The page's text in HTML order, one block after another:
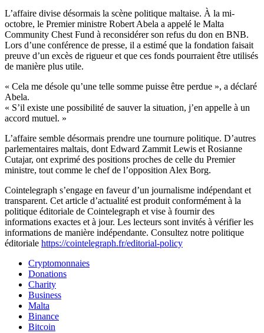
L’affaire divise désormais la scène politique maltaise. À la mi-
octobre, le Premier ministre Robert Abela a appelé le Malta
Community Chest Fund à reconsidérer son refus du don en BNB.
Lors d’une conférence de presse, il a estimé que la fondation faisait
preuve d’un excès de rigueur et que ces fonds pourraient être utilisés
de manière plus utile.
« Cela me désole qu’une telle somme puisse être perdue », a déclaré
Abela.
« S’il existe une possibilité de sauver la situation, j’en appelle à un
accord mutuel. »
L’affaire semble désormais prendre une tournure politique. D’autres
parlementaires maltais, dont Edward Zammit Lewis et Rosianne
Cutajar, ont exprimé des positions proches de celle du Premier
ministre, tout comme le chef de l’opposition Alex Borg.
Cointelegraph s’engage en faveur d’un journalisme indépendant et
transparent. Cet article d’actualité est produit conformément à la
politique éditoriale de Cointelegraph et vise à fournir des
informations exactes et à jour. Les lecteurs sont invités à vérifier les
informations de manière indépendante. Consultez notre politique
éditoriale https://cointelegraph.fr/editorial-policy
Cryptomonnaies
Donations
Charity
Business
Malta
Binance
Bitcoin